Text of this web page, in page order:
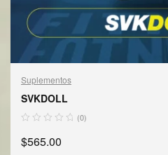
Suplementos
SVKDOLL
(0)
$565.00